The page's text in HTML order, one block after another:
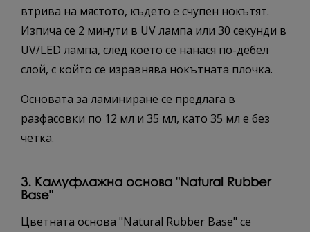
втрива на мястото, където е счупен нокътят.
Изпича се 2 минути в UV лампа или 30 секунди в
UV/LED лампа, след което се нанася по-дебел
слой, с който се изравнява нокътната плочка.
Основата за ламиниране се предлага в
разфасовки по 12 мл и 35 мл, като 35 мл е без
четка.
3. Камуфлажна основа "Natural Rubber
Base"
Цветната основа "Natural Rubber Base" се